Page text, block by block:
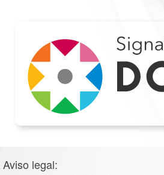
Aviso legal: